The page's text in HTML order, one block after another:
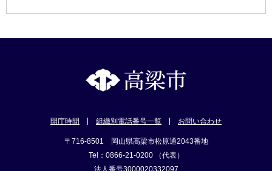
開庁時間 組織別電話番号一覧 お問い合わせ
〒716-8501 岡山県高梁市松原通2043番地
Tel：0866-21-0200 （代表）
法人番号3000020332097